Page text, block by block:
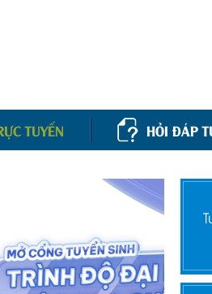
TUYẾN HỎI ĐÁP